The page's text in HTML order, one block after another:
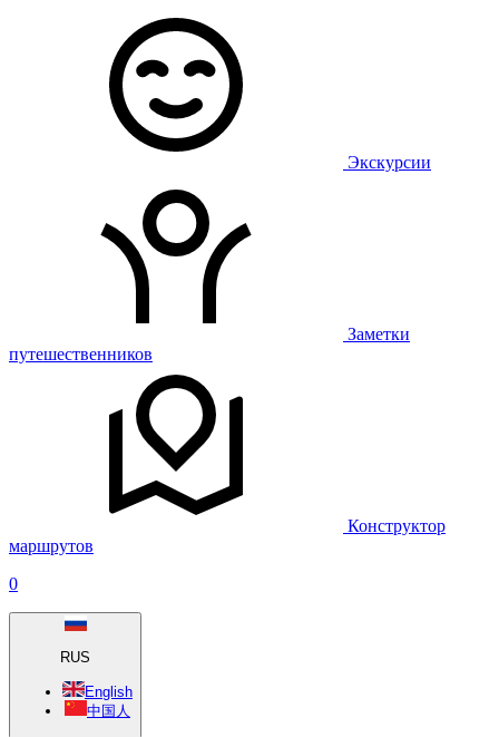
Экскурсии
Заметки
путешественников
Конструктор
маршрутов
0
RUS
English
中国人